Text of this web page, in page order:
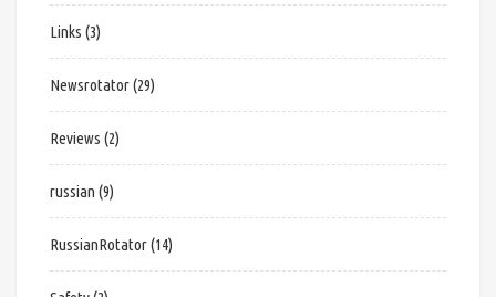
Links (3)
Newsrotator(29)
Reviews (2)
russian (9)
RussianRotator(14)